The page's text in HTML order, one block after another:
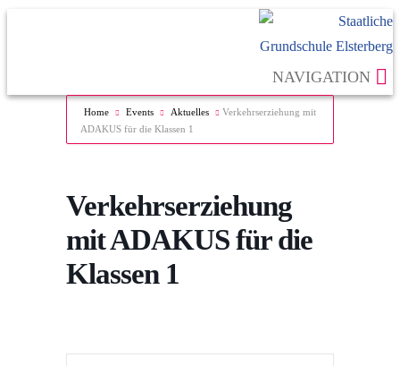
NAVIGATION
Home Events Aktuelles
Verkehrserziehung mit
ADAKUS für die Klassen 1
Verkehrserziehung
mit ADAKUS für die
Klassen 1